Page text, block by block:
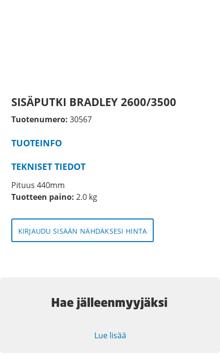
SISÄPUTKI BRADLEY 2600/3500
Tuotenumero: 30567
TUOTEINFO
TEKNISET TIEDOT
Pituus 440mm
Tuotteen paino: 2.0 kg
KIRJAUDU SISÄÄN NÄHDÄKSESI HINTA
Hae jälleenmyyjäksi
Lue lisää